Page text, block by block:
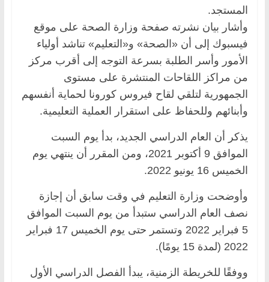
المستجد.
وأشار بيان نشرته صفحة وزارة الصحة على موقع
فيسبوك إلى أن «الصحة» و«التعليم» تناشد أولياء
الأمور وأسر الطلبة بسرعة التوجه إلى أقرب مركز
من مراكز اللقاحات المنتشرة على مستوى
الجمهورية لتلقي لقاح فيروس كورونا لحماية أنفسهم
وأبنائهم وللحفاظ على استقرار العملية التعليمية.
يذكر أن العام الدراسي الجديد، بدأ يوم السبت
الموافق 9 أكتوبر 2021، ومن المقرر أن ينتهي يوم
الخميس 16 يونيو 2022.
وأوضحت وزارة التعليم في وقت سابق أن إجازة
نصف العام الدراسي ستبدأ من يوم السبت الموافق
5 فبراير 2022 وتستمر حتى يوم الخميس 17 فبراير
2022 (لمدة 15 يومًا).
ووفقًا للخريطة الزمنية، يبدأ الفصل الدراسي الأول